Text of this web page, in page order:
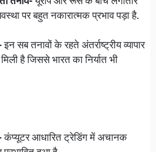
पर बहुत नकारात्मक प्रभाव पड़ा है.
इन सब तनावों के रहते अंतर्राष्ट्रीय व्यापार
है जिससे भारत का निर्यात भी
कंप्यूटर आधारित ट्रेडिंग में अचानक